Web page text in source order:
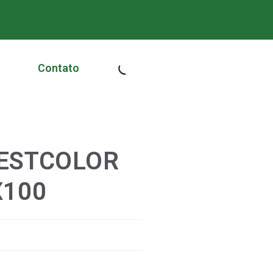
Contato